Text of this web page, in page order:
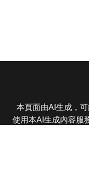
本頁面由AI生成，
使用本AI生成內容服